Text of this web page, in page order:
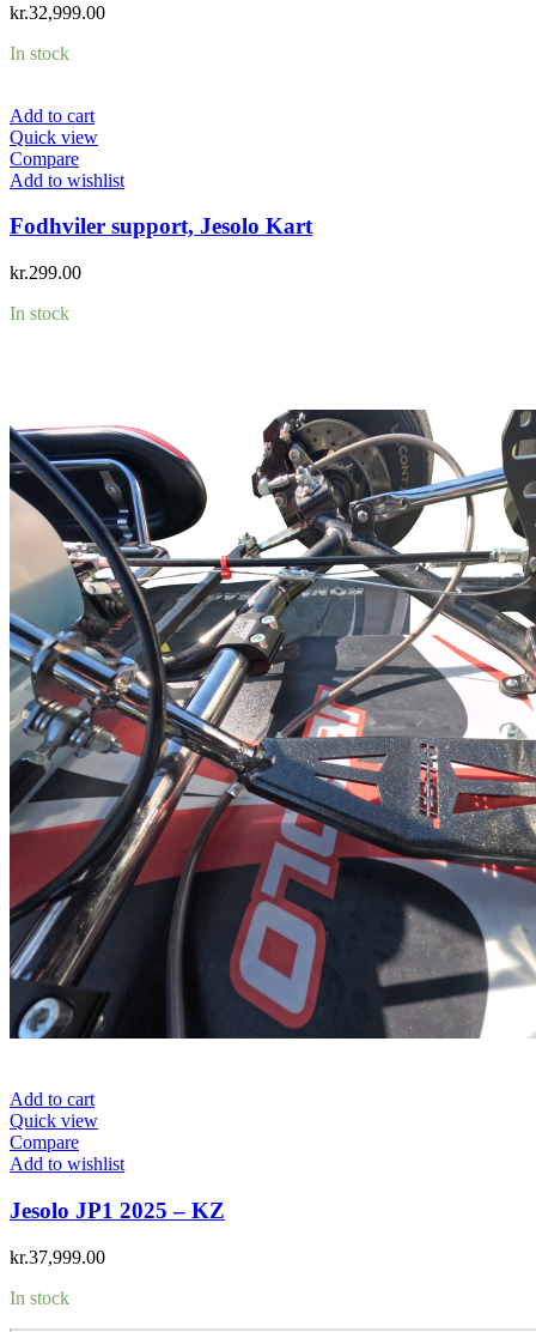
kr.32,999.00
In stock
Add to cart
Quick view
Compare
Add to wishlist
Fodhviler support, Jesolo Kart
kr.299.00
In stock
Add to cart
Quick view
Compare
Add to wishlist
Jesolo JP1 2025 – KZ
kr.37,999.00
In stock